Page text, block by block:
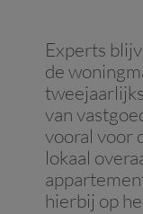
Experts
de
van
vooral voor
lokaal
hierbij op